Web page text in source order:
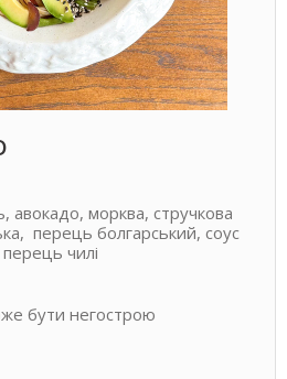
авокадо, морква, стручкова
перець болгарський, соус
чилі
бути негострою